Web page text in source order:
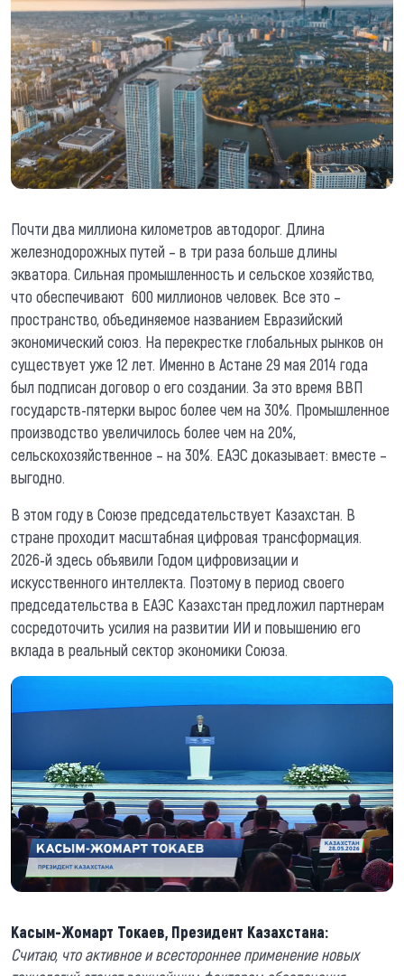
Почти два миллиона километров автодорог. Длина
железнодорожных путей – в три раза больше длины
экватора. Сильная промышленность и сельское хозяйство,
что обеспечивают 600 миллионов человек. Все это –
пространство, объединяемое названием Евразийский
экономический союз. На перекрестке глобальных рынков он
существует уже 12 лет. Именно в Астане 29 мая 2014 года
был подписан договор о его создании. За это время ВВП
государств-пятерки вырос более чем на 30%. Промышленное
производство увеличилось более чем на 20%,
сельскохозяйственное – на 30%. ЕАЭС доказывает: вместе –
выгодно.
В этом году в Союзе председательствует Казахстан. В
стране проходит масштабная цифровая трансформация.
2026-й здесь объявили Годом цифровизации и
искусственного интеллекта. Поэтому в период своего
председательства в ЕАЭС Казахстан предложил партнерам
сосредоточить усилия на развитии ИИ и повышению его
вклада в реальный сектор экономики Союза.
Касым-Жомарт Токаев, Президент Казахстана:
Считаю, что активное и всестороннее применение новых